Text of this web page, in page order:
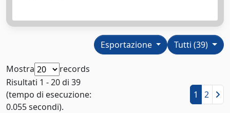
Tutti (39)
Esportazione
Mostra
records
Risultati 1 - 20 di 39
(tempo di esecuzione:
0.055 secondi).
1 2